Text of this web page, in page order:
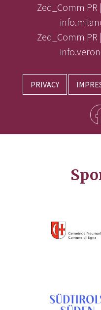
Zed_Comm PR
Zed_Comm PR
PRIVACY